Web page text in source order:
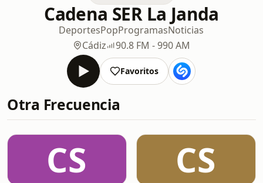
Cadena SER La Janda
DeportesPopProgramasNoticias
Cádiz
90.8 FM - 990 AM
Favoritos
Otra Frecuencia
CS CS